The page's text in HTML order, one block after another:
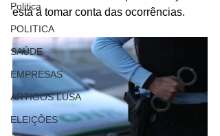
Politica
POLITICA
SAÚDE
EMPRESAS
ARTIGOS LUSA
ELEIÇÕES
está a tomar conta das ocorrências.